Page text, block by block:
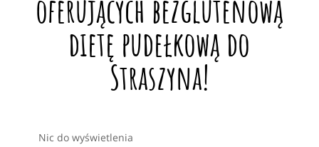
oferujących bezglutenową
dietę pudełkową do
Straszyna!
Nic do wyświetlenia